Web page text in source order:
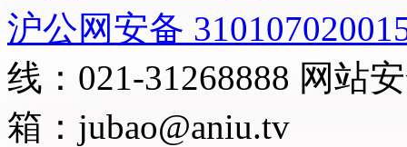
沪公网安备
线：021-31268888 网站
箱： jubao@aniu.tv